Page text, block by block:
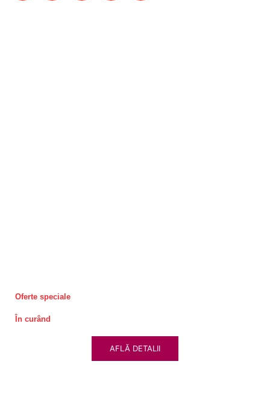
Oferte speciale
În curând
AFLĂ DETALII